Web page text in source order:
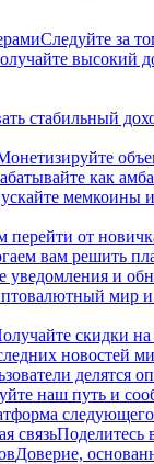
Следуйте за
высокий
стабильный
как
мемкоины
перейти от
вам решить
уведомления и
мир
скидки
новостей
делятся
наш путь и
связьПоделитесь
Доверие,